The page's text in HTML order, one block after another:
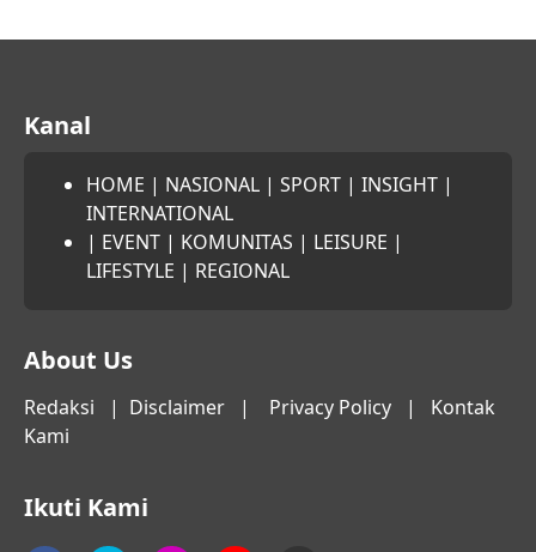
Kanal
HOME | NASIONAL | SPORT | INSIGHT |
INTERNATIONAL
| EVENT | KOMUNITAS | LEISURE |
LIFESTYLE | REGIONAL
About Us
Redaksi | Disclaimer | Privacy Policy | Kontak
Kami
Ikuti Kami